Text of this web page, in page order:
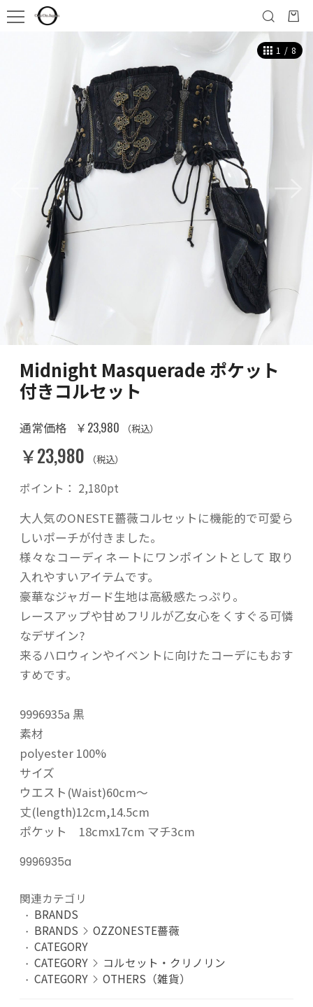
1 / 8
Midnight Masquerade ポケット
付きコルセット
通常価格 ￥23,980 （税込）
￥23,980 （税込）
ポイント： 2,180pt
大人気のONESTE薔薇コルセットに機能的で可愛ら
しいポーチが付きました。
様々なコーディネートにワンポイントとして 取り
入れやすいアイテムです。
豪華なジャガード生地は高級感たっぷり。
レースアップや甘めフリルが乙女心をくすぐる可憐
なデザイン?
来るハロウィンやイベントに向けたコーデにもおす
すめです。
9996935a 黒
素材
polyester 100%
サイズ
ウエスト(Waist)60cm～
丈(length)12cm,14.5cm
ポケット 18cmx17cm マチ3cm
9996935a
関連カテゴリ
BRANDS
BRANDS
OZZONESTE薔薇
CATEGORY
CATEGORY
コルセット・クリノリン
CATEGORY
OTHERS（雑貨）